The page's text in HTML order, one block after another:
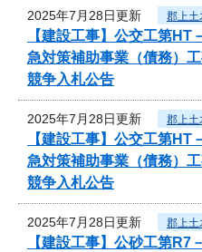
2025年7月28日更新 郡上土
【建設工事】公交工第
急対策補助事業（債務）
競争入札公告
2025年7月28日更新 郡上土
【建設工事】公交工第
急対策補助事業（債務）
競争入札公告
2025年7月28日更新 郡上土
【建設工事】公砂工第